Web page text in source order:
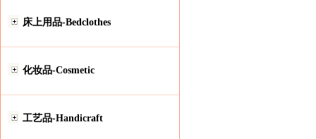
床上用品-Bedclothes
化妆品-Cosmetic
工艺品-Handicraft